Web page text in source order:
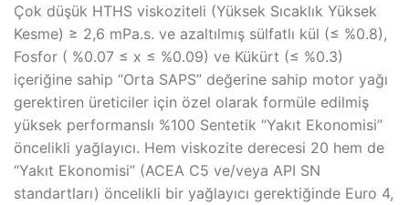
Çok düşük HTHS viskoziteli (Yüksek Sıcaklık Yüksek
Kesme) ≥ 2,6 mPa.s. ve azaltılmış sülfatlı kül (≤ %0.8),
Fosfor ( %0.07 ≤ x ≤ %0.09) ve Kükürt (≤ %0.3)
içeriğine sahip “Orta SAPS” değerine sahip motor yağı
gerektiren üreticiler için özel olarak formüle edilmiş
yüksek performanslı %100 Sentetik “Yakıt Ekonomisi”
öncelikli yağlayıcı. Hem viskozite derecesi 20 hem de
“Yakıt Ekonomisi” (ACEA C5 ve/veya API SN
standartları) öncelikli bir yağlayıcı gerektiğinde Euro 4,